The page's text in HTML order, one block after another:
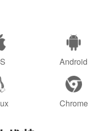
Android
Chrome